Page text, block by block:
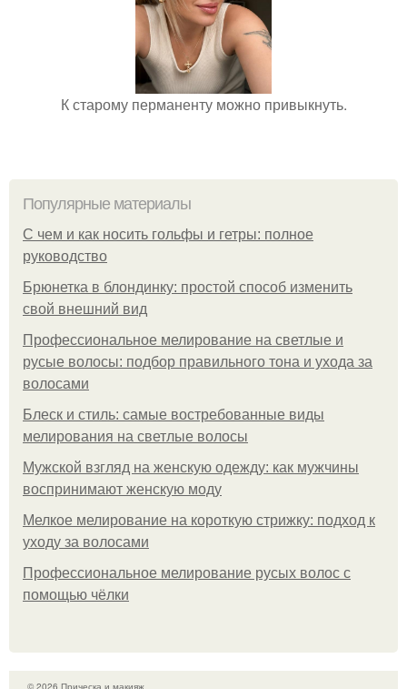
К старому перманенту можно привыкнуть.
Популярные материалы
С чем и как носить гольфы и гетры: полное
руководство
Брюнетка в блондинку: простой способ изменить
свой внешний вид
Профессиональное мелирование на светлые и
русые волосы: подбор правильного тона и ухода за
волосами
Блеск и стиль: самые востребованные виды
мелирования на светлые волосы
Мужской взгляд на женскую одежду: как мужчины
воспринимают женскую моду
Мелкое мелирование на короткую стрижку: подход к
уходу за волосами
Профессиональное мелирование русых волос с
помощью чёлки
© 2026 Прическа и макияж